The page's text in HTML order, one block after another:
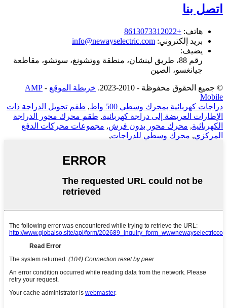
اتصل بنا
هاتف:
+8613073312022
بريد إلكتروني:
info@newayselectric.com
يضيف:
رقم 88، ​​طريق لينشان، منطقة ووتشونغ، سوتشو، مقاطعة
جيانغسو، الصين
© جميع الحقوق محفوظة - 2010-2023. خريطة الموقع -
AMP
Mobile
دراجات كهربائية بمحرك وسطي 500 واط
, طقم تحويل الدراجة ذات
الإطارات العريضة إلى دراجة كهربائية, طقم محرك محور الدراجة
الكهربائية, محرك محور بدون فرش, مجموعات محركات الدفع
المركزي, محرك وسطي للدراجات,